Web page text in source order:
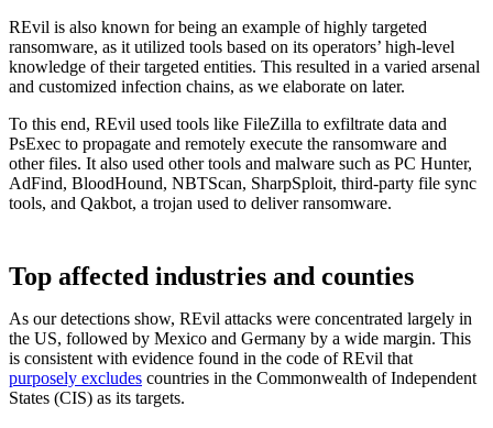
REvil is also known for being an example of highly targeted
ransomware, as it utilized tools based on its operators’ high-level
knowledge of their targeted entities. This resulted in a varied arsenal
and customized infection chains, as we elaborate on later.
To this end, REvil used tools like FileZilla to exfiltrate data and
PsExec to propagate and remotely execute the ransomware and
other files. It also used other tools and malware such as PC Hunter,
AdFind, BloodHound, NBTScan, SharpSploit, third-party file sync
tools, and Qakbot, a trojan used to deliver ransomware.
Top affected industries and counties
As our detections show, REvil attacks were concentrated largely in
the US, followed by Mexico and Germany by a wide margin. This
is consistent with evidence found in the code of REvil that
purposely excludes countries in the Commonwealth of Independent
States (CIS) as its targets.